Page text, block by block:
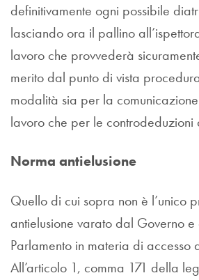
definitivamente ogni possibile
lasciando ora il pallino
lavoro che provvederà
merito dal punto di vista
modalità sia per la
lavoro che per le controdeduzioni
Norma antielusione
Quello di cui sopra non è l’unico
antielusione varato dal Governo
Parlamento in materia di accesso
All’articolo 1, comma 171 della